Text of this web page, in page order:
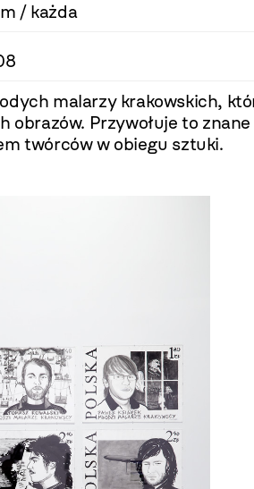
/ każda
malarzy krakowskich,
obrazów. Przywołuje to
twórców w obiegu sztuki.